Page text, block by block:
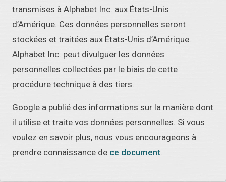
transmises à Alphabet Inc. aux États-Unis
d’Amérique. Ces données personnelles seront
stockées et traitées aux États-Unis d’Amérique.
Alphabet Inc. peut divulguer les données
personnelles collectées par le biais de cette
procédure technique à des tiers.
Google a publié des informations sur la manière dont
il utilise et traite vos données personnelles. Si vous
voulez en savoir plus, nous vous encourageons à
prendre connaissance de ce document.